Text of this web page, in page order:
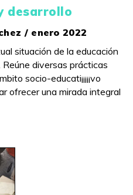
desarrollo
/ enero 2022
situación de la educación
diversas prácticas
socio-educati¡¡¡¡¡vo
ofrecer una mirada integral